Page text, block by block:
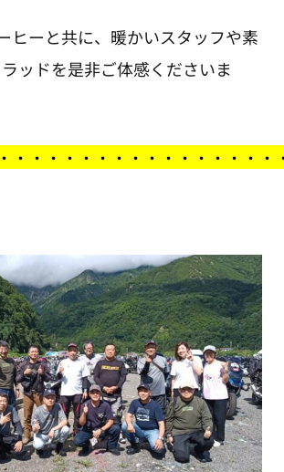
ヒーと共に、暖かいスタッフや素
ッドを是非ご体感くださいま
・・・・・・・・・・・・・・・